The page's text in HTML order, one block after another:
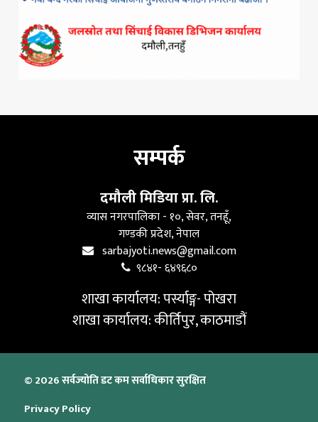
सम्पर्क
दमौली मिडिया प्रा. लि.
व्यास नगरपालिका - १०, सेवर, तनहूँ,
गण्डकी प्रदेश, नेपाल
sarbajyoti.news@gmail.com
९८४१- ६४९६८०
शाखा कार्यालय: पर्स्याङ्ग- पोखरा
शाखा कार्यालय: कीर्तिपुर, काठमाडौं
© 2026 सर्वज्योति डट कम सर्वाधिकार सुरक्षित
Privacy Policy